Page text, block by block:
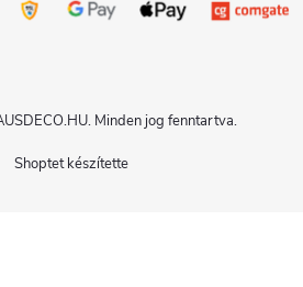
Shoptet készítette
. Minden jog fenntartva.